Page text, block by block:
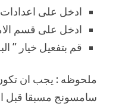
ادخل على اعدادات
ادخل على قسم
قم بتفعيل خيار ”
ملحوظه : يجب ان
سامسونج مسبقا قبل